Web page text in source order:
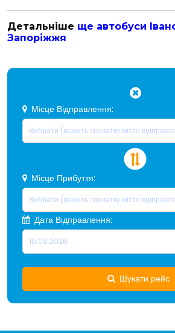
Детальніше ще автобуси
Запоріжжя
Місце Відправлення:
Місце Прибуття:
Дата Відправлення:
Шукати рейс